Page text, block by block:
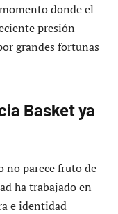
donde el
presión
grandes fortunas
Basket ya
no parece fruto de
ha trabajado en
e identidad